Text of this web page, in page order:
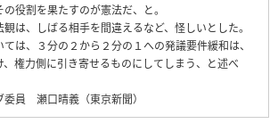
役割を果たすのが憲法だ、と。
は、しばる相手を間違えるなど、怪しいとした。
は、３分の２から２分の１への発議要件緩和は、
権力側に引き寄せるものにしてしまう、と述べ
員 瀬口晴義（東京新聞）